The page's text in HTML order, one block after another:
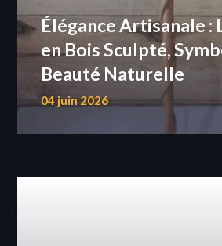
Élégance Artisanale :
en Bois Sculpté,
Beauté Naturelle
04 juin 2026